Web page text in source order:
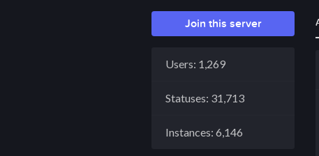
Join this server
Users: 1,269
Statuses: 31,713
Instances: 6,146